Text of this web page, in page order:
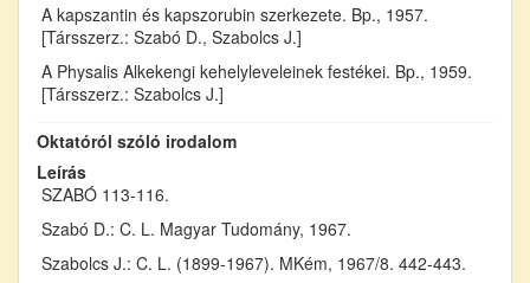
A kapszantin és kapszorubin szerkezete. Bp., 1957.
[Társszerz.: Szabó D., Szabolcs J.]
A Physalis Alkekengi kehelyleveleinek festékei. Bp., 1959.
[Társszerz.: Szabolcs J.]
Oktatóról szóló irodalom
Leírás
SZABÓ 113-116.
Szabó D.: C. L. Magyar Tudomány, 1967.
Szabolcs J.: C. L. (1899-1967). MKém, 1967/8. 442-443.